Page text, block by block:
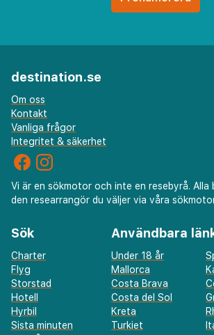
destination.se
Om oss
Kontakt
Vanliga frågor
Integritet & säkerhet
Vi är en sökmotor och inte en resebyrå. Alla
den researrangör du väljer via våra
Sök
Charter
Flyg
Storstad
Hotell
Hyrbil
Sista minuten
Användbara
Under 18 år
Mallorca
Costa Brava
Costa del Sol
Kreta
Turkiet